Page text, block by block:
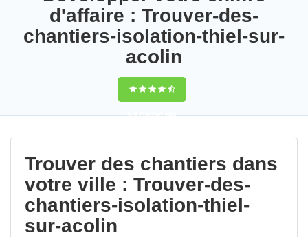
d'affaire : Trouver-des-
chantiers-isolation-thiel-sur-
acolin
9,5(100%)100
votes
Trouver des chantiers dans
votre ville : Trouver-des-
chantiers-isolation-thiel-
sur-acolin